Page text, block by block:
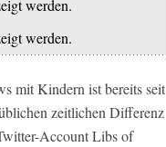
werden.
werden.
mit Kindern ist bereits seit
zeitlichen Differenz
Account Libs of